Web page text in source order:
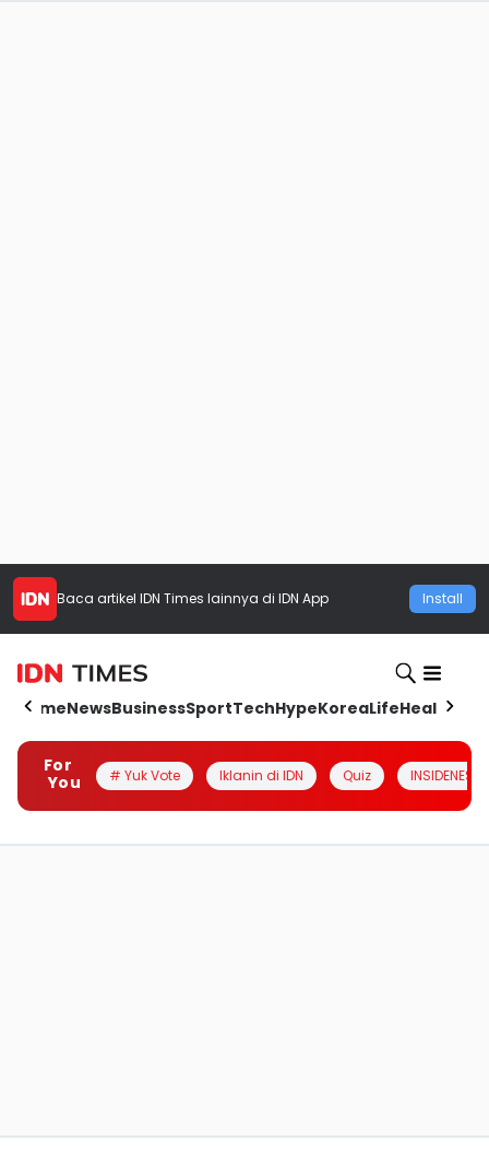
Baca artikel IDN Times lainnya di IDN App Install
HomeNewsBusinessSportTechHypeKoreaLifeHealth
For
You
# Yuk Vote Iklanin di IDN Quiz INSIDENESIA